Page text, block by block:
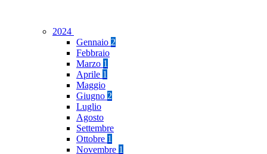
2024
Gennaio 2
Febbraio
Marzo 1
Aprile 1
Maggio
Giugno 2
Luglio
Agosto
Settembre
Ottobre 1
Novembre 1